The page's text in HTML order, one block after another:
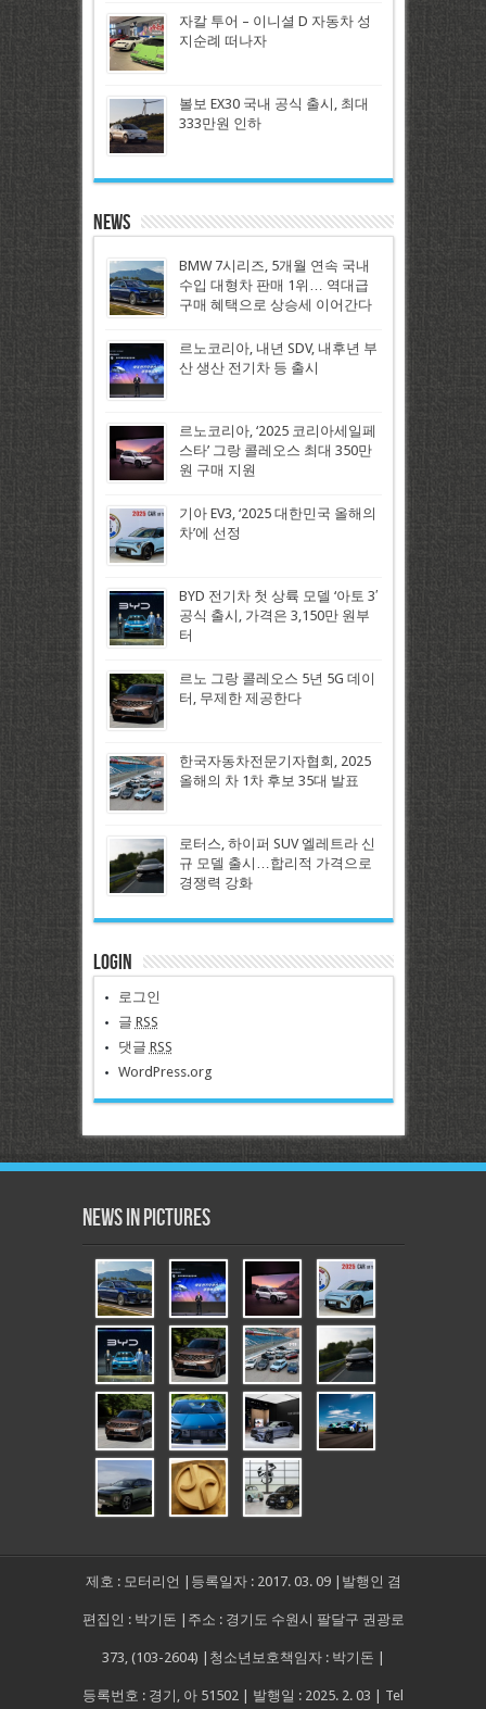
자칼 투어 – 이니셜 D 자동차 성
지순례 떠나자
볼보 EX30 국내 공식 출시, 최대
333만원 인하
News
BMW 7시리즈, 5개월 연속 국내
수입 대형차 판매 1위… 역대급
구매 혜택으로 상승세 이어간다
르노코리아, 내년 SDV, 내후년 부
산 생산 전기차 등 출시
르노코리아, ‘2025 코리아세일페
스타’ 그랑 콜레오스 최대 350만
원 구매 지원
기아 EV3, ‘2025 대한민국 올해의
차’에 선정
BYD 전기차 첫 상륙 모델 ‘아토 3′
공식 출시, 가격은 3,150만 원부
터
르노 그랑 콜레오스 5년 5G 데이
터, 무제한 제공한다
한국자동차전문기자협회, 2025
올해의 차 1차 후보 35대 발표
로터스, 하이퍼 SUV 엘레트라 신
규 모델 출시…합리적 가격으로
경쟁력 강화
Login
로그인
글 RSS
댓글 RSS
WordPress.org
News in Pictures
제호 : 모터리언 |등록일자 : 2017. 03. 09 |발행인 겸
편집인 : 박기돈 |주소 : 경기도 수원시 팔달구 권광로
373, (103-2604) |청소년보호책임자 : 박기돈 |
등록번호 : 경기, 아 51502 | 발행일 : 2025. 2. 03 | Tel